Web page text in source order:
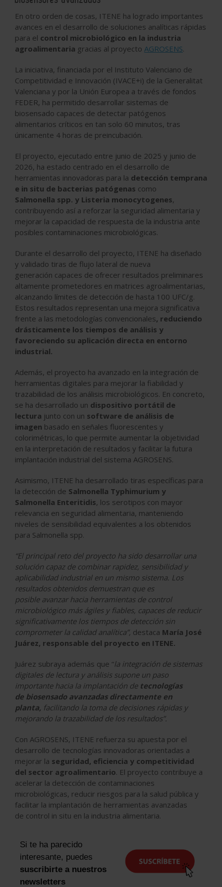
En otro orden de cosas, ITENE ha logrado importantes
avances en el desarrollo de soluciones analíticas rápidas
para el control microbiológico en la industria
agroalimentaria gracias al proyecto AGROSENS.
La iniciativa, financiada por el Instituto Valenciano de
Competitividad e Innovación (IVACE+i) de la Generalitat
Valenciana y por la Unión Europea a través de fondos
FEDER, ha permitido desarrollar sistemas de
biosensado capaces de detectar patógenos
alimentarios críticos en tan solo 60 minutos, tras
únicamente 4 horas de preincubación.
El proyecto, ejecutado entre junio de 2025 y junio de
2026, ha estado centrado en el desarrollo de
herramientas innovadoras para la detección temprana
e in situ de bacterias patógenas como
Salmonella spp. y Listeria monocytogenes,
contribuyendo así a reforzar la seguridad alimentaria y
mejorar la capacidad de respuesta de la industria ante
posibles contaminaciones microbiológicas.
Durante el desarrollo del proyecto, ITENE ha diseñado
y validado tiras de flujo lateral de nueva
generación capaces de ofrecer resultados preliminares
altamente prometedores en matrices agroalimentarias,
alcanzando límites de detección de hasta 100 UFC/g.
Estos resultados representan una mejora significativa
frente a las metodologías convencionales, reduciendo
drásticamente los tiempos de análisis y
favoreciendo su aplicación directa en entorno
industrial.
Además, el proyecto ha avanzado en la integración de
herramientas digitales para mejorar la fiabilidad y
trazabilidad de los análisis microbiológicos. En concreto,
se ha desarrollado un dispositivo portátil de
lectura junto con un software de análisis de
imagen basado en señales fluorescentes y
colorimétricas, lo que permite aumentar la objetividad
en la interpretación de resultados y facilitar la futura
implantación industrial del sistema AGROSENS.
Asimismo, ITENE ha desarrollado tiras específicas para
la detección de Salmonella Typhimurium y
Salmonella Enteritidis, los serotipos con mayor
relevancia en seguridad alimentaria, manteniendo
niveles de sensibilidad equivalentes a los obtenidos
para Salmonella spp.
“El principal reto del proyecto ha sido desarrollar una
solución capaz de combinar rapidez, sensibilidad y
aplicabilidad industrial en un mismo sistema. Los
resultados obtenidos demuestran que es
posible avanzar hacia herramientas de control
microbiológico más ágiles y fiables, capaces de reducir
significativamente los tiempos de detección sin
comprometer la calidad analítica”, destaca María José
Juárez, responsable del proyecto en ITENE.
Juárez subraya además que “la integración de sistemas
digitales de lectura y análisis supone un paso
importante hacia la implantación de tecnologías
de biosensado avanzadas directamente en
planta, facilitando la toma de decisiones rápidas y
mejorando la trazabilidad de los resultados”.
Con AGROSENS, ITENE refuerza su apuesta por el
desarrollo de tecnologías innovadoras orientadas a
mejorar la seguridad, eficiencia y competitividad
del sector agroalimentario. El proyecto contribuye a
acelerar la detección de contaminaciones
microbiológicas, reducir riesgos para la salud pública y
facilitar la implantación de herramientas avanzadas
de control in situ en la industria alimentaria.
Si te ha parecido
interesante, puedes
suscribirte a nuestros
newsletters